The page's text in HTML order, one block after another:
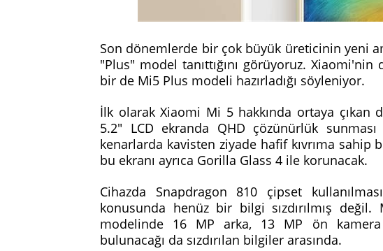
Son dönemlerde bir çok büyük üreticinin yeni
"Plus" model tanıttığını görüyoruz.
bir de Mi5 Plus modeli hazırladığı söyleniyor.
İlk olarak Xiaomi Mi 5 hakkında ortaya çıkan
5.2" LCD ekranda QHD çözünürlük
kenarlarda kavisten ziyade hafif kıvrıma
bu ekranı ayrıca Gorilla Glass 4 ile korunacak.
Cihazda Snapdragon 810 çipset
konusunda henüz bir bilgi sızdırılmış
modelinde 16 MP arka, 13 MP ön
bulunacağı da sızdırılan bilgiler arasında.